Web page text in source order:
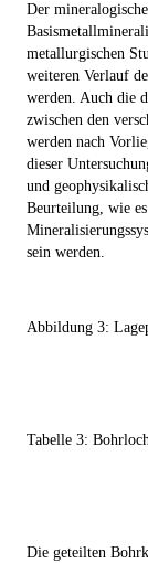
Der
metallurgischen
weiteren Verlauf
werden. Auch die
zwischen den
werden nach
dieser
und
Beurteilung, wie
sein werden.
Abbildung 3:
Tabelle 3:
Die geteilten